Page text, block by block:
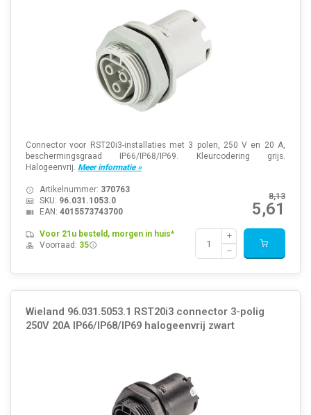
Connector voor RST20i3-installaties met 3 polen, 250 V en 20 A,
beschermingsgraad IP66/IP68/IP69. Kleurcodering grijs.
Halogeenvrij. Meer informatie »
8,13
5,61
Artikelnummer: 370763
SKU: 96.031.1053.0
EAN: 4015573743700
Voor 21u besteld, morgen in huis*
Voorraad: 35
Wieland 96.031.5053.1 RST20i3 connector 3-polig
250V 20A IP66/IP68/IP69 halogeenvrij zwart